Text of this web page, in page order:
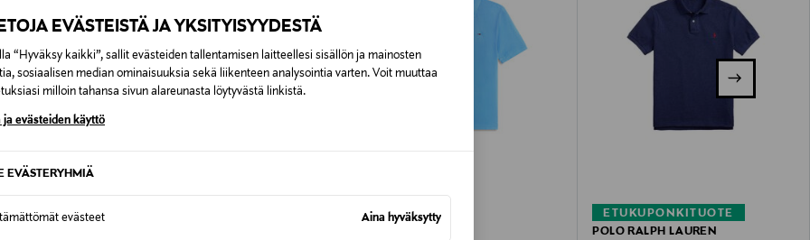
EVÄSTEISTÄ JA YKSITYISYYDESTÄ
“Hyväksy kaikki”, sallit evästeiden tallentamisen laitteellesi sisällön ja mainosten
sosiaalisen median ominaisuuksia sekä liikenteen analysointia varten. Voit muuttaa
milloin tahansa sivun alareunasta löytyvästä linkistä.
ja evästeiden käyttö
EVÄSTERYHMIÄ
evästeet Aina hyväksytty
ALE –41%
ETUKUPONKITUOTE
POLO RALPH LAUREN